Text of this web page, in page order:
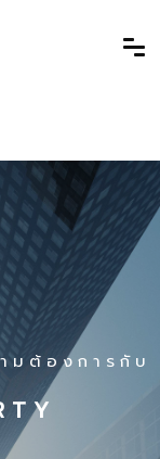
ต้องการกับ
T Y